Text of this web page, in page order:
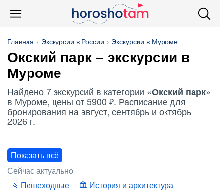
Главная Экскурсии в России Экскурсии в Муроме
Окский парк – экскурсии в
Муроме
Найдено 7 экскурсий в категории «Окский парк»
в Муроме, цены от 5900 ₽. Расписание для
бронирования на август, сентябрь и октябрь
2026 г.
Показать всё
Сейчас актуально
Пешеходные
История и архитектура